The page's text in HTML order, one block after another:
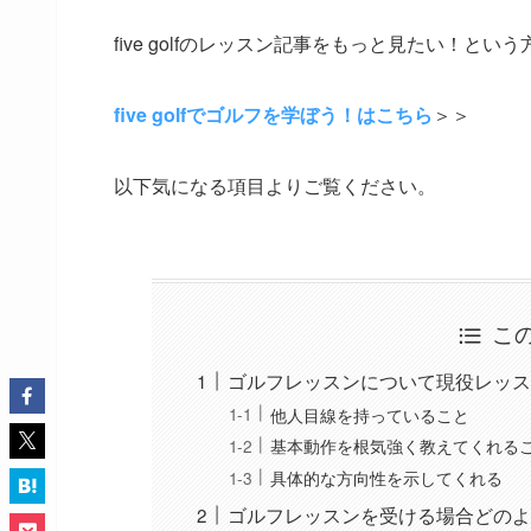
five golfのレッスン記事をもっと見たい！という
five golfでゴルフを学ぼう！はこちら ＞＞
以下気になる項目よりご覧ください。
こ
ゴルフレッスンについて現役レッ
他人目線を持っていること
基本動作を根気強く教えてくれる
具体的な方向性を示してくれる
ゴルフレッスンを受ける場合どの